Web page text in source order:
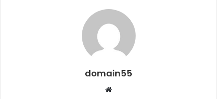
domain55
Web